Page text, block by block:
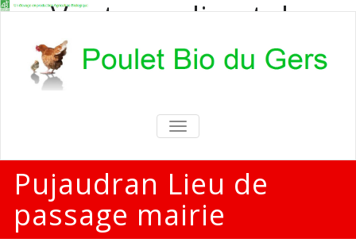
Vente en direct de
poulets bio
Vente en direct de poulets bio aux
particuliers et professionnels
TOGGLE
NAVIGATION
Pujaudran Lieu de
passage mairie